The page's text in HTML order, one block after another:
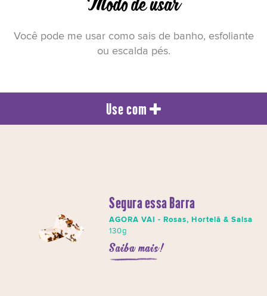
Modo de usar
Você pode me usar como sais de banho, esfoliante
ou escalda pés.
Use com
Segura essa Barra
AGORA VAI - Rosas, Hortelã & Salsa
130g
Saiba mais!